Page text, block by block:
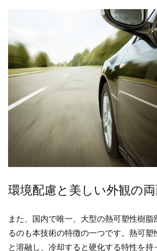
環境配慮と美しい外観の
また、国内で唯一、大型の熱可塑性樹脂
るのも本技術の特徴の一つです。熱可塑
と溶融し、冷却すると硬化する特性を持